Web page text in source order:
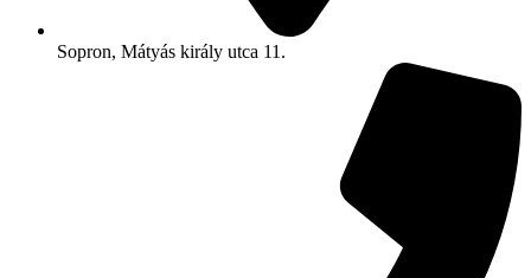
Sopron, Mátyás király utca 11.